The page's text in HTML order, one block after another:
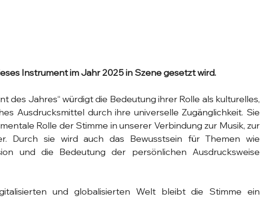
Instrument im Jahr 2025 in Szene gesetzt wird.
des Jahres“ würdigt die Bedeutung ihrer Rolle als kulturelles,
Ausdrucksmittel durch ihre universelle Zugänglichkeit. Sie
Rolle der Stimme in unserer Verbindung zur Musik, zur
Durch sie wird auch das Bewusstsein für Themen wie
und die Bedeutung der persönlichen Ausdrucksweise
und globalisierten Welt bleibt die Stimme ein